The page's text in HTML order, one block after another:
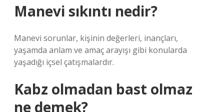
Manevi sıkıntı nedir?
Manevi sorunlar, kişinin değerleri, inançları,
yaşamda anlam ve amaç arayışı gibi konularda
yaşadığı içsel çatışmalardır.
Kabz olmadan bast olmaz
ne demek?